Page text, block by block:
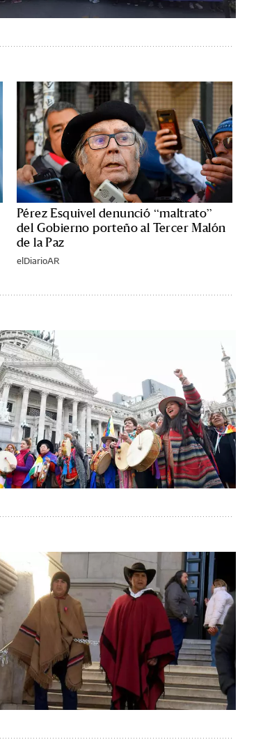
Pérez Esquivel denunció “maltrato”
del Gobierno porteño al Tercer Malón
de la Paz
elDiarioAR